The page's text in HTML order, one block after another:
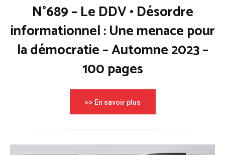
N°689 – Le DDV • Désordre
informationnel : Une menace pour
la démocratie – Automne 2023 –
100 pages
>> En savoir plus